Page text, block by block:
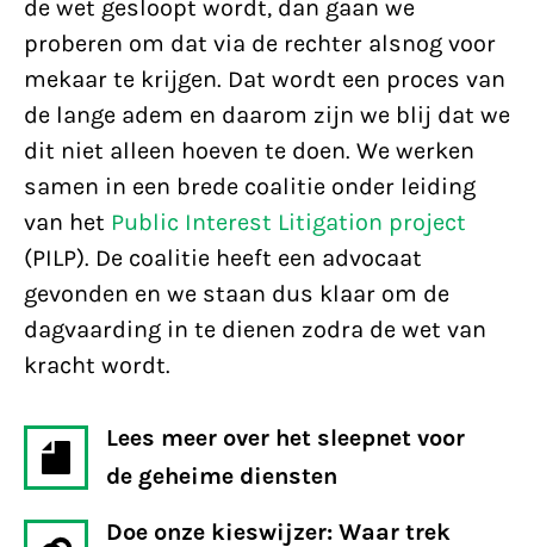
de wet gesloopt wordt, dan gaan we
proberen om dat via de rechter alsnog voor
mekaar te krijgen. Dat wordt een proces van
de lange adem en daarom zijn we blij dat we
dit niet alleen hoeven te doen. We werken
samen in een brede coalitie onder leiding
van het Public Interest Litigation project
(PILP). De coalitie heeft een advocaat
gevonden en we staan dus klaar om de
dagvaarding in te dienen zodra de wet van
kracht wordt.
Lees meer over het sleepnet voor
de geheime diensten
Doe onze kieswijzer: Waar trek